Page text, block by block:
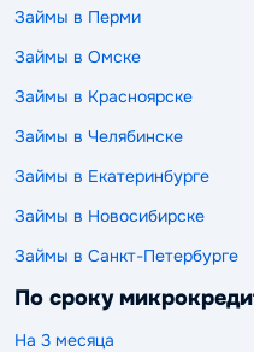
Займы в Перми
Займы в Омске
Займы в Красноярске
Займы в Челябинске
Займы в Екатеринбурге
Займы в Новосибирске
Займы в Санкт-Петербурге
По сроку
На 3 месяца